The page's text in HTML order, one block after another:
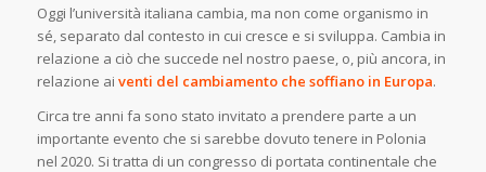
Oggi l’università italiana cambia, ma non come organismo in
sé, separato dal contesto in cui cresce e si sviluppa. Cambia in
relazione a ciò che succede nel nostro paese, o, più ancora, in
relazione ai venti del cambiamento che soffiano in Europa.
Circa tre anni fa sono stato invitato a prendere parte a un
importante evento che si sarebbe dovuto tenere in Polonia
nel 2020. Si tratta di un congresso di portata continentale che